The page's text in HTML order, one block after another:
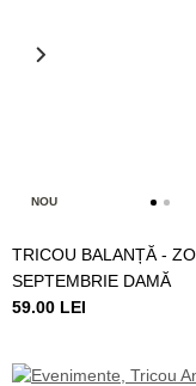
NOU
TRICOU BALANȚĂ -
SEPTEMBRIE DAMĂ
59.00 LEI